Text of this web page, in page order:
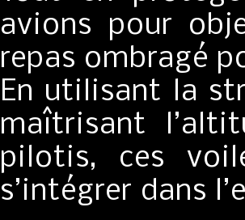
avions pour
repas ombragé
En utilisant la
maîtrisant
pilotis, ces
s’intégrer dans